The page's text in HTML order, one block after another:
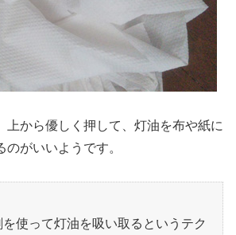
上から優しく押して、灯油を布や紙に
がいいようです。
使って灯油を吸い取るというテク